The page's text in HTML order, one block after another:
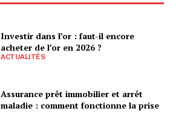
Investir dans l’or : faut-il encore
acheter de l’or en 2026 ?
ACTUALITÉS
Assurance prêt immobilier et arrêt
maladie : comment fonctionne la prise